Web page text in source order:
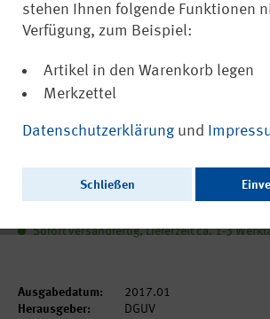
DGUV Information 208-008
Sofort versandfertig, Lieferzeit ca. 1-3
Ausgabedatum:
2017.01
Herausgeber:
DGUV
stehen Ihnen folgende Funktionen
Verfügung, zum Beispiel:
Artikel in den Warenkorb legen
Merkzettel
Datenschutzerklärung und
Schließen